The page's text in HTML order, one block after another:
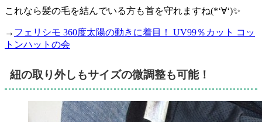
これなら髪の毛を結んでいる方も首を守れますね(*‘∀‘)✨
→ フェリシモ 360度太陽の動きに着目！ UV99％カット コッ
トンハットの会
紐の取り外しもサイズの微調整も可能！